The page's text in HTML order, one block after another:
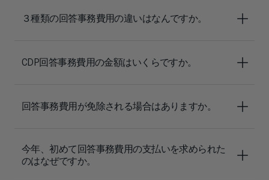
３種類の回答事務費用の違いはなんですか。
CDP回答事務費用の金額はいくらですか。
回答事務費用が免除される場合はありますか。
今年、初めて回答事務費用の支払いを求められた
のはなぜですか。